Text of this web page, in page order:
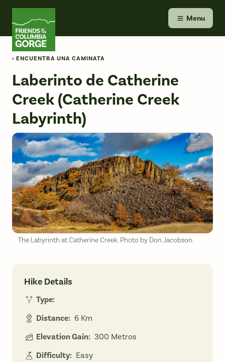
Skip
content
Menu
‹ ENCUENTRA UNA CAMINATA
Laberinto de Catherine
Creek (Catherine Creek
Labyrinth)
The Labyrinth at Catherine Creek. Photo by Don Jacobson.
Hike Details
Type:
Distance: 6 Km
Elevation Gain: 300 Metros
Difficulty: Easy